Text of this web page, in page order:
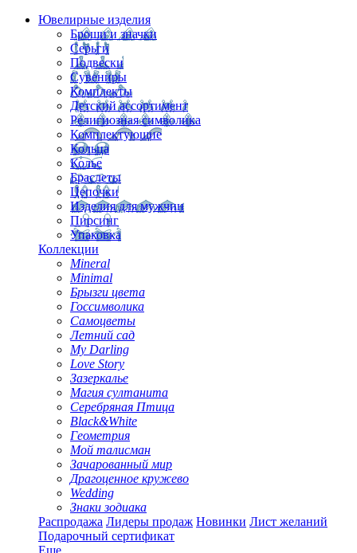
Ювелирные изделия
Броши и значки
Серьги
Подвески
Сувениры
Комплекты
Детский ассортимент
Религиозная символика
Комплектующие
Кольца
Колье
Браслеты
Цепочки
Изделия для мужчин
Пирсинг
Упаковка
Коллекции
Mineral
Minimal
Брызги цвета
Госсимволика
Самоцветы
Летний сад
My Darling
Love Story
Зазеркалье
Магия султанита
Серебряная Птица
Black&White
Геометрия
Мой талисман
Зачарованный мир
Драгоценное кружево
Wedding
Знаки зодиака
Распродажа Лидеры продаж Новинки Лист желаний
Подарочный сертификат
Еще